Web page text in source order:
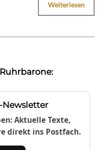
Weiterlesen
Aktuelle Texte,
direkt ins Postfach.